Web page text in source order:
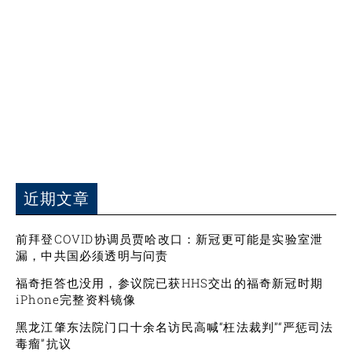
近期文章
前拜登COVID协调员贾哈改口：新冠更可能是实验室泄
漏，中共国必须透明与问责
福奇拒答也没用，参议院已获HHS交出的福奇新冠时期
iPhone完整资料镜像
黑龙江肇东法院门口十余名访民高喊“枉法裁判”“严惩司法
毒瘤”抗议